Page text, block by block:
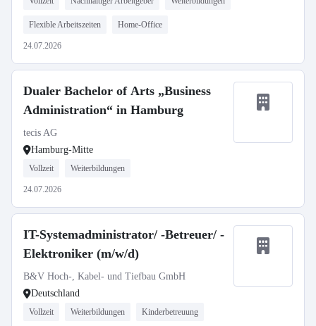
Flexible Arbeitszeiten Home-Office
24.07.2026
Dualer Bachelor of Arts „Business
Administration“ in Hamburg
tecis AG
Hamburg-Mitte
Vollzeit Weiterbildungen
24.07.2026
IT-Systemadministrator/ -Betreuer/ -
Elektroniker (m/w/d)
B&V Hoch-, Kabel- und Tiefbau GmbH
Deutschland
Vollzeit Weiterbildungen Kinderbetreuung